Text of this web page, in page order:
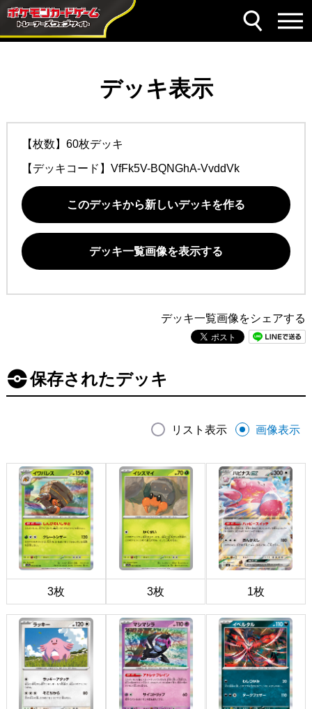
デッキ表示
【枚数】60枚デッキ
【デッキコード】 VfFk5V-BQNGhA-VvddVk
このデッキから新しいデッキを作る
デッキ一覧画像を表示する
デッキ一覧画像をシェアする
保存されたデッキ
リスト表示 画像表示
3枚 3枚 1枚